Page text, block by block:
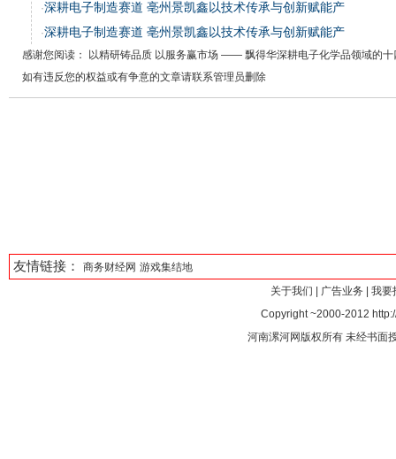
·深耕电子制造赛道 亳州景凯鑫以技术传承与创新赋能产
·深耕电子制造赛道 亳州景凯鑫以技术传承与创新赋能产
感谢您阅读： 以精研铸品质 以服务赢市场 —— 飘得华深耕电子化学品领域的十
如有违反您的权益或有争意的文章请联系管理员删除
友情链接： 商务财经网 游戏集结地
关于我们
广告业务
我要
Copyright ~2000-2012
河南漯河网版权所有 未经书面